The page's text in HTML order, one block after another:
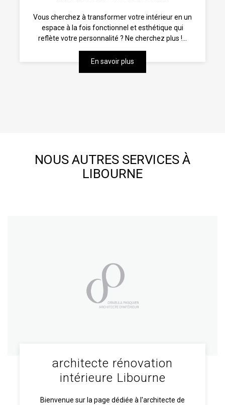
Vous cherchez à transformer votre intérieur en un
espace à la fois fonctionnel et esthétique qui
reflète votre personnalité ? Ne cherchez plus !...
En savoir plus
NOUS AUTRES SERVICES À
LIBOURNE
architecte rénovation
intérieure Libourne
Bienvenue sur la page dédiée à l'architecte de